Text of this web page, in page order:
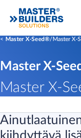
Master X-Seed® Master X-
Master X-
Master X-